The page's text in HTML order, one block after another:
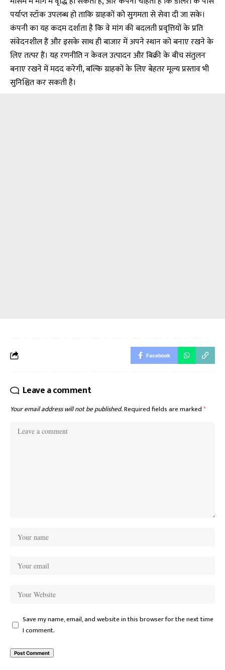
पर्याप्त स्टॉक उपलब्ध हो ताकि ग्राहकों को सुगमता से सेवा दी जा सके।
कंपनी का यह कदम दर्शाता है कि वे मांग की बदलती प्रवृत्तियों के प्रति
संवेदनशील हैं और इसके साथ ही बाजार में अपने स्थान को बनाए रखने के
लिए तत्पर हैं। यह रणनीति न केवल उत्पादन और बिक्री के बीच संतुलन
बनाए रखने में मदद करेगी, बल्कि ग्राहकों के लिए बेहतर मूल्य प्रस्ताव भी
सुनिश्चित कर सकती है।
Facebook
Leave a comment
Your email address will not be published.Required fields are marked*
Save my name, email, and website in this browser for the next time
I comment.